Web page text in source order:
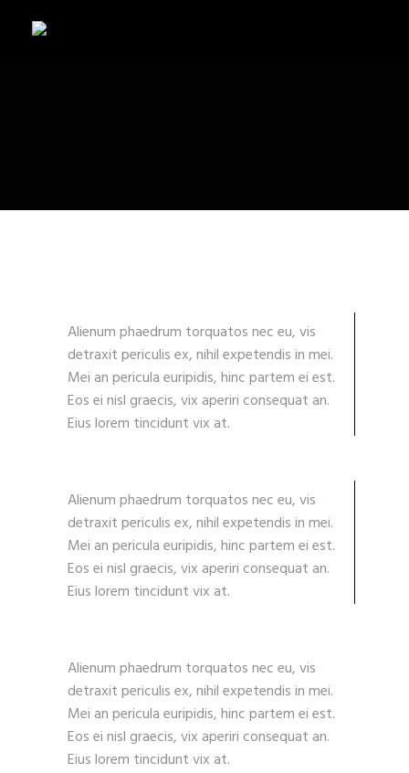
Alienum phaedrum torquatos nec eu, vis
detraxit periculis ex, nihil expetendis in mei.
Mei an pericula euripidis, hinc partem ei est.
Eos ei nisl graecis, vix aperiri consequat an.
Eius lorem tincidunt vix at.
Alienum phaedrum torquatos nec eu, vis
detraxit periculis ex, nihil expetendis in mei.
Mei an pericula euripidis, hinc partem ei est.
Eos ei nisl graecis, vix aperiri consequat an.
Eius lorem tincidunt vix at.
Alienum phaedrum torquatos nec eu, vis
detraxit periculis ex, nihil expetendis in mei.
Mei an pericula euripidis, hinc partem ei est.
Eos ei nisl graecis, vix aperiri consequat an.
Eius lorem tincidunt vix at.